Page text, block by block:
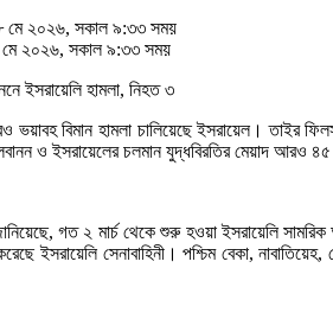
২০২৬, সকাল ৯:৩৩ সময়
২০২৬, সকাল ৯:৩৩ সময়
ভয়াবহ বিমান হামলা চালিয়েছে ইসরায়েল।
ও ইসরায়েলের চলমান যুদ্ধবিরতির মেয়াদ আরও ৪৫
জানিয়েছে, গত ২ মার্চ থেকে শুরু হওয়া ইসরায়েলি
ইসরায়েলি সেনাবাহিনী। পশ্চিম বেকা,